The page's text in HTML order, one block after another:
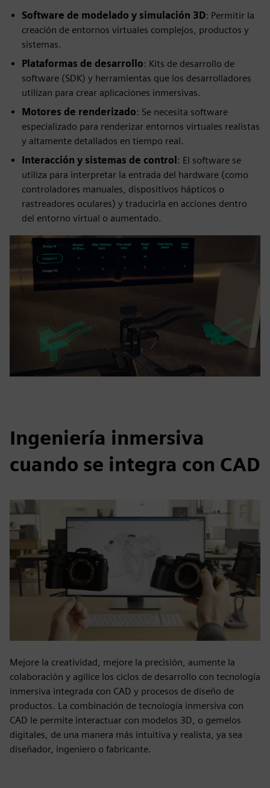
Software de modelado y simulación 3D: Permitir la
creación de entornos virtuales complejos, productos y
sistemas.
Plataformas de desarrollo: Kits de desarrollo de
software (SDK) y herramientas que los desarrolladores
utilizan para crear aplicaciones inmersivas.
Motores de renderizado: Se necesita software
especializado para renderizar entornos virtuales realistas
y altamente detallados en tiempo real.
Interacción y sistemas de control : El software se
utiliza para interpretar la entrada del hardware (como
controladores manuales, dispositivos hápticos o
rastreadores oculares) y traducirla en acciones dentro
del entorno virtual o aumentado.
Ingeniería inmersiva
cuando se integra con CAD
Mejore la creatividad, mejore la precisión, aumente la
colaboración y agilice los ciclos de desarrollo con tecnología
inmersiva integrada con CAD y procesos de diseño de
productos. La combinación de tecnología inmersiva con
CAD le permite interactuar con modelos 3D, o gemelos
digitales, de una manera más intuitiva y realista, ya sea
diseñador, ingeniero o fabricante.